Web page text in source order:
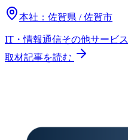
本社： 佐賀県 / 佐賀市
IT・情報通信その他サービス
取材記事を読む